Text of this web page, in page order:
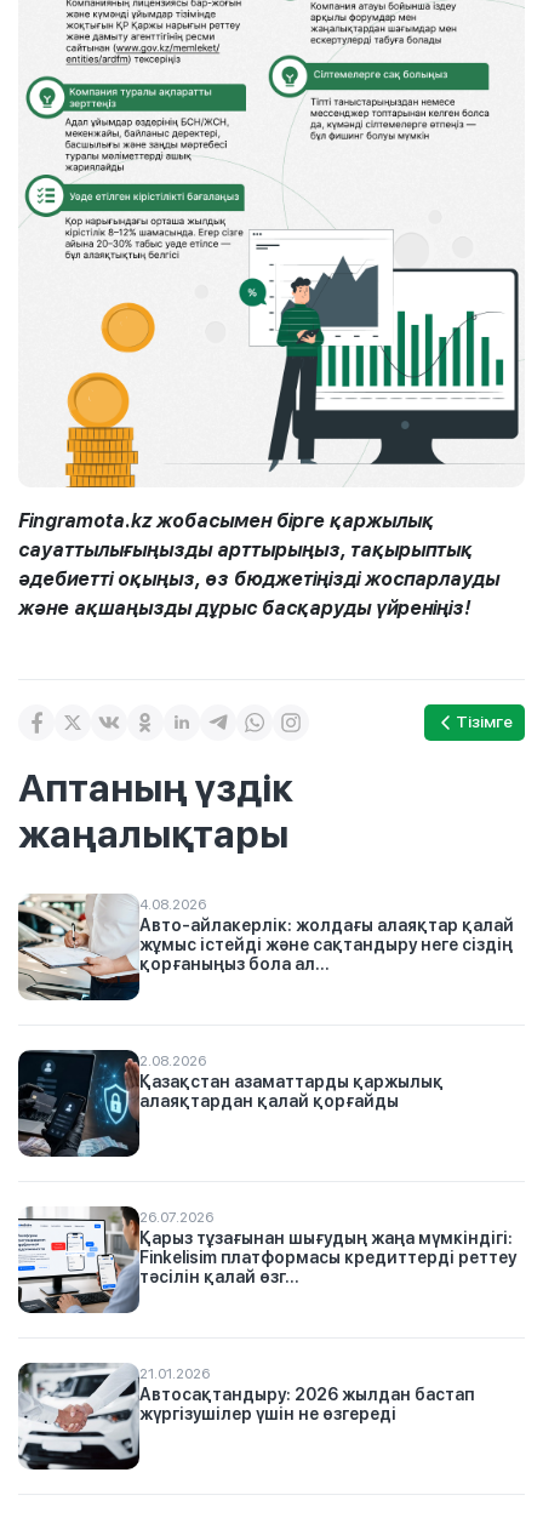
Fingramota.kz жобасымен бірге қаржылық
сауаттылығыңызды арттырыңыз, тақырыптық
әдебиетті оқыңыз, өз бюджетіңізді жоспарлауды
және ақшаңызды дұрыс басқаруды үйреніңіз!
Тізімге
Аптаның үздік
жаңалықтары
4.08.2026
Авто-айлакерлік: жолдағы алаяқтар қалай
жұмыс істейді және сақтандыру неге сіздің
қорғаныңыз бола ал...
2.08.2026
Қазақстан азаматтарды қаржылық
алаяқтардан қалай қорғайды
26.07.2026
Қарыз тұзағынан шығудың жаңа мүмкіндігі:
Finkelisim платформасы кредиттерді реттеу
тәсілін қалай өзг...
21.01.2026
Автосақтандыру: 2026 жылдан бастап
жүргізушілер үшін не өзгереді